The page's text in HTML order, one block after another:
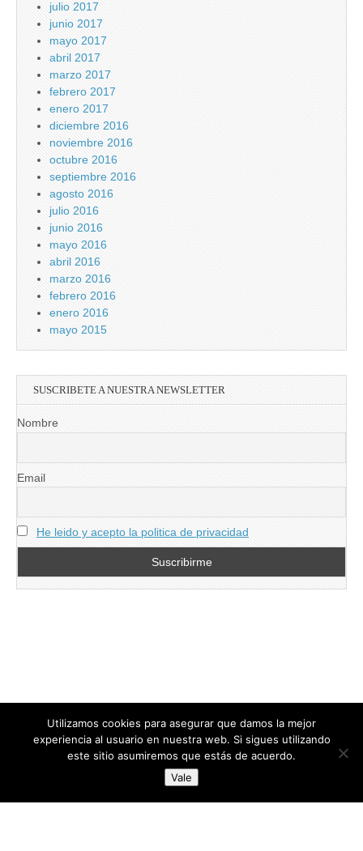
julio 2017
junio 2017
mayo 2017
abril 2017
marzo 2017
febrero 2017
enero 2017
diciembre 2016
noviembre 2016
octubre 2016
septiembre 2016
agosto 2016
julio 2016
junio 2016
mayo 2016
abril 2016
marzo 2016
febrero 2016
enero 2016
mayo 2015
SUSCRIBETE A NUESTRA NEWSLETTER
Nombre
Email
He leido y acepto la politica de privacidad
directoresdeseguridad.es
Diseñado por Centro Andaluz de Estudios y Entrenamiento
Utilizamos cookies para asegurar que damos la mejor
experiencia al usuario en nuestra web. Si sigues utilizando
este sitio asumiremos que estás de acuerdo.
Vale